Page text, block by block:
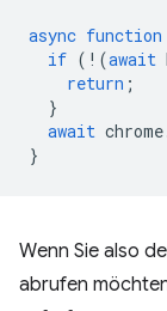
async function
if ( ! (await
return ;
}
await chrome
}
Wenn Sie also
abrufen